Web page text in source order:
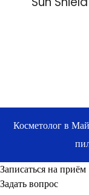
Косметолог в
Записаться на приём
Задать вопрос